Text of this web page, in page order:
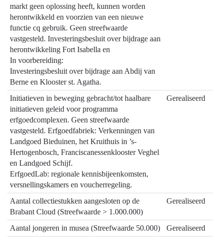
markt geen oplossing heeft, kunnen worden
herontwikkeld en voorzien van een nieuwe
functie cq gebruik. Geen streefwaarde
vastgesteld. Investeringsbesluit over bijdrage aan
herontwikkeling Fort Isabella en
In voorbereiding:
Investeringsbesluit over bijdrage aan Abdij van
Berne en Klooster st. Agatha.
Initiatieven in beweging gebracht/tot haalbare
initiatieven geleid voor programma
erfgoedcomplexen. Geen streefwaarde
vastgesteld. Erfgoedfabriek: Verkenningen van
Landgoed Bieduinen, het Kruithuis in ’s-
Hertogenbosch, Franciscanessenklooster Veghel
en Landgoed Schijf.
ErfgoedLab: regionale kennisbijeenkomsten,
versnellingskamers en voucherregeling.
Gerealiseerd
Aantal collectiestukken aangesloten op de
Brabant Cloud (Streefwaarde > 1.000.000)
Gerealiseerd
Aantal jongeren in musea (Streefwaarde 50.000)
Gerealiseerd